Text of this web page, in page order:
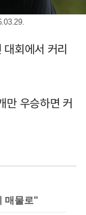
회에서 커리
만 우승하면 커
매물로"